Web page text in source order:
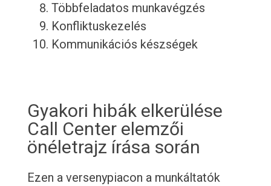
Többfeladatos munkavégzés
Konfliktuskezelés
Kommunikációs készségek
Gyakori hibák elkerülése
Call Center elemzői
önéletrajz írása során
Ezen a versenypiacon a munkáltatók